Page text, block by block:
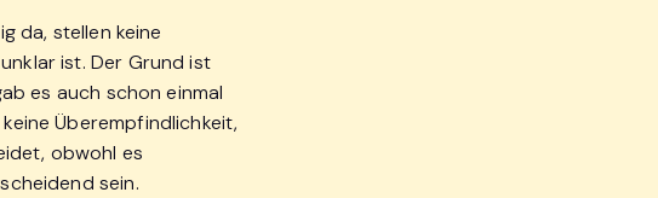
da, stellen keine
ist. Der Grund ist
es auch schon einmal
Überempfindlichkeit,
obwohl es
sein.